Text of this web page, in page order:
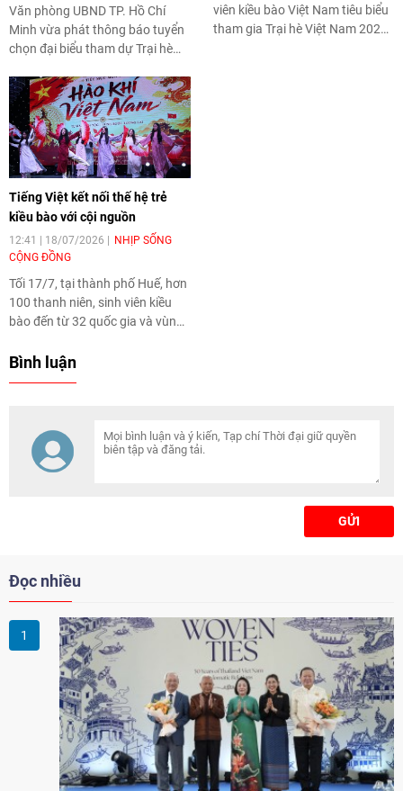
Văn phòng UBND TP. Hồ Chí
Minh vừa phát thông báo tuyển
chọn đại biểu tham dự Trại hè
Tuổi trẻ thành phố" lần thứ 19
năm 2026.
viên kiều bào Việt Nam tiêu biểu
tham gia Trại hè Việt Nam 2026
Tiếng Việt kết nối thế hệ trẻ
kiều bào với cội nguồn
12:41 | 18/07/2026
NHỊP SỐNG
CỘNG ĐỒNG
Tối 17/7, tại thành phố Huế, hơn
100 thanh niên, sinh viên kiều
bào đến từ 32 quốc gia và vùng
trình giao lưu tiếng Việt trong
cường sự gắn kết của thế hệ trẻ
người Việt Nam ở nước ngoài với
văn hóa, lịch sử và cội nguồn
Bình luận
GỬI
Đọc nhiều